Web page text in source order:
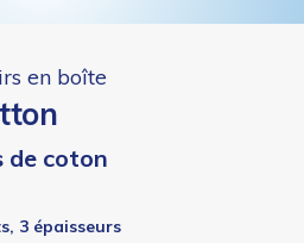
en boîte
de coton
3 épaisseurs